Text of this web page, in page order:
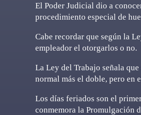
El Poder Judicial dio a
procedimiento especial de
Cabe recordar que según la
empleador el otorgarlos o no.
La Ley del Trabajo señala
normal más el doble, pero en
Los días feriados son el
conmemora la Promulgación